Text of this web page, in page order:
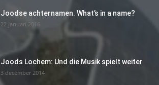
Joodse achternamen. What’s in a name?
22 januari 2016
Joods Lochem: Und die Musik spielt weiter
3 december 2014